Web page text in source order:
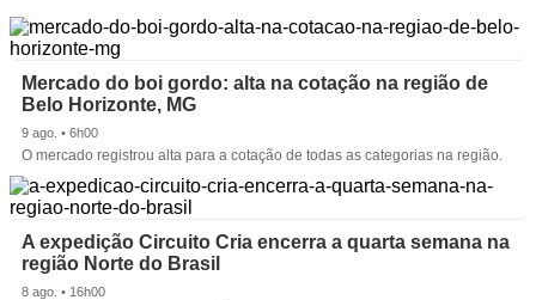
Mercado do boi gordo: alta na cotação na região de
Belo Horizonte, MG
9 ago. • 6h00
O mercado registrou alta para a cotação de todas as categorias na região.
A expedição Circuito Cria encerra a quarta semana na
região Norte do Brasil
8 ago. • 16h00